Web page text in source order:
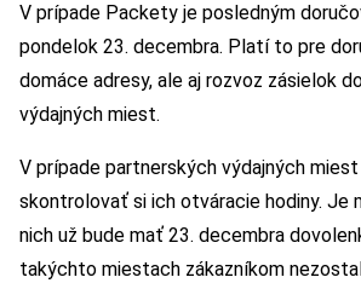
V prípade Packety je posledným
pondelok 23. decembra. Platí to pre
domáce adresy, ale aj rozvoz zásielok
výdajných miest.
V prípade partnerských výdajných
skontrolovať si ich otváracie hodiny. Je
nich už bude mať 23. decembra
takýchto miestach zákazníkom